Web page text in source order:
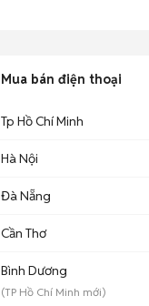
Mua bán điện thoại
Tp Hồ Chí Minh
Hà Nội
Đà Nẵng
Cần Thơ
Bình Dương
(TP Hồ Chí Minh mới)